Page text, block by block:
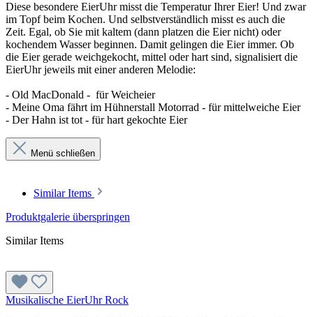
Diese besondere EierUhr misst die Temperatur Ihrer Eier! Und zwar
im Topf beim Kochen. Und selbstverständlich misst es auch die
Zeit. Egal, ob Sie mit kaltem (dann platzen die Eier nicht) oder
kochendem Wasser beginnen. Damit gelingen die Eier immer. Ob
die Eier gerade weichgekocht, mittel oder hart sind, signalisiert die
EierUhr jeweils mit einer anderen Melodie:
- Old MacDonald - für Weicheier
- Meine Oma fährt im Hühnerstall Motorrad - für mittelweiche Eier
- Der Hahn ist tot - für hart gekochte Eier
Menü schließen
Similar Items
Produktgalerie überspringen
Similar Items
Musikalische EierUhr Rock